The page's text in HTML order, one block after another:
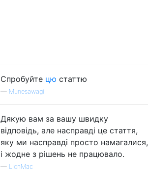
Спробуйте цю статтю
— Munesawagi
Дякую вам за вашу швидку
відповідь, але насправді це стаття,
яку ми насправді просто намагалися,
і жодне з рішень не працювало.
— LionMac